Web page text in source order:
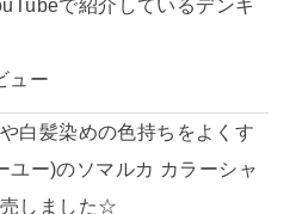
で紹介しているデンキ
ュー
白髪染めの色持ちをよくす
ユー)のソマルカ カラーシャ
しました☆